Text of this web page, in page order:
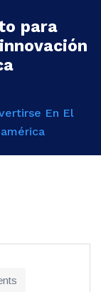
para
En El